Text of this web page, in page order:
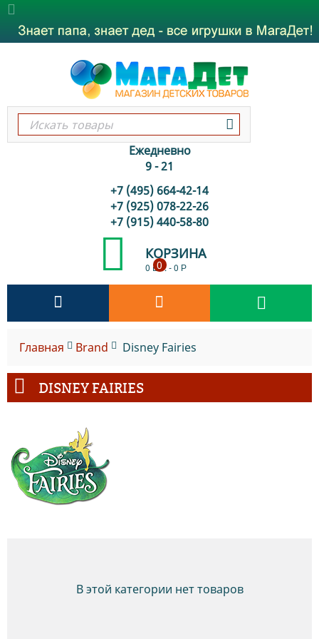
Ежедневно
9 - 21
+7 (495) 664-42-14
+7 (925) 078-22-26
+7 (915) 440-58-80
КОРЗИНА
0 шт.-0 Р
0
Главная Brand Disney Fairies
DISNEY FAIRIES
В этой категории нет товаров